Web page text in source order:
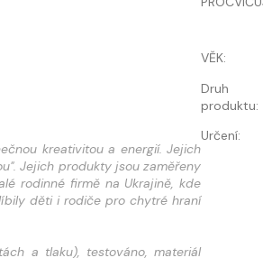
kreativitou a energií. Jejich
Jejich produkty jsou zaměřeny
rodinné firmě na Ukrajině, kde
děti i rodiče pro chytré hraní
a tlaku), testováno, materiál
VĚK:
Druh
produktu:
Určení: